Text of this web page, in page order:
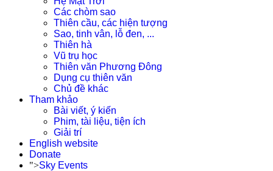
Các chòm sao
Thiên cầu, các hiện tượng
Sao, tinh vân, lỗ đen, ...
Thiên hà
Vũ trụ học
Thiên văn Phương Đông
Dụng cụ thiên văn
Chủ đề khác
Tham khảo
Bài viết, ý kiến
Phim, tài liệu, tiện ích
Giải trí
English website
Donate
">Sky Events